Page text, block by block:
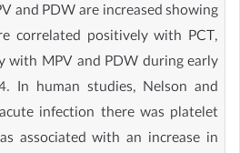
and PDW are increased showing
correlated positively with PCT,
with MPV and PDW during early
In human studies, Nelson and
infection there was platelet
associated with an increase in